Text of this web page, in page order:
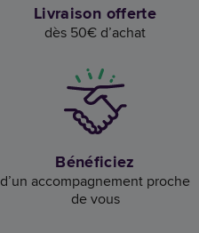
Livraison offerte
dès 50€ d’achat
Bénéficiez
d’un accompagnement proche
de vous